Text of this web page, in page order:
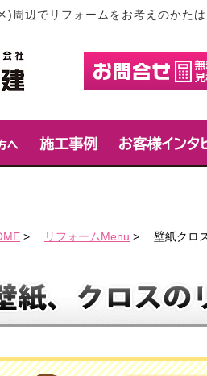
周辺でリフォームをお考えのかた
> リフォームMenu > 壁紙クロ